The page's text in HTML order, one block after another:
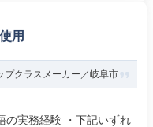
用
プクラスメーカー／岐阜市
実務経験 ・下記いずれ